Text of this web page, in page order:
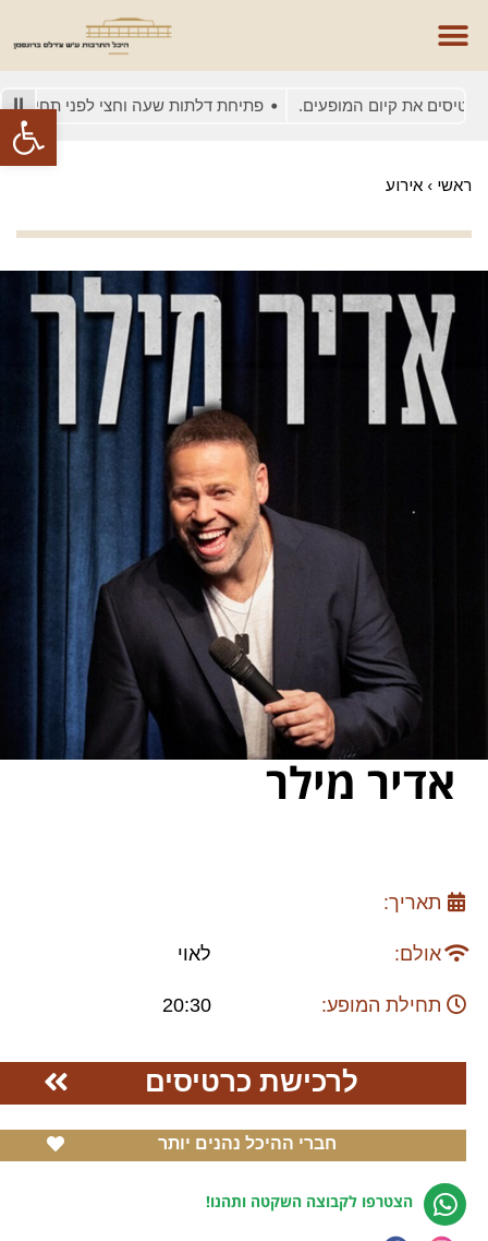
פתח את קיום המופעים. פתיחת דלתות שעה וחצי לפני תחילת
ראשי › אירוע
אדיר מילר
תאריך:
אולם: לאוי
תחילת המופע: 20:30
לרכישת כרטיסים
חברי ההיכל נהנים יותר
הצטרפו לקבוצה השקטה ותהנו!